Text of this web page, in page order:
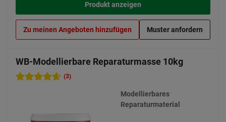
Produkt anzeigen
Zu meinen Angeboten hinzufügen Muster anfordern
WB-Modellierbare Reparaturmasse 10kg
(3)
Modellierbares
Reparaturmaterial